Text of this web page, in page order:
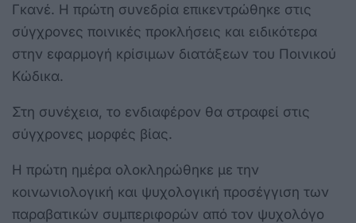
Γκανέ. Η πρώτη συνεδρία επικεντρώθηκε στις
σύγχρονες ποινικές προκλήσεις και ειδικότερα
στην εφαρμογή κρίσιμων διατάξεων του Ποινικού
Κώδικα.
Στη συνέχεια, το ενδιαφέρον θα στραφεί στις
σύγχρονες μορφές βίας.
Η πρώτη ημέρα ολοκληρώθηκε με την
κοινωνιολογική και ψυχολογική προσέγγιση των
παραβατικών συμπεριφορών από τον ψυχολόγο